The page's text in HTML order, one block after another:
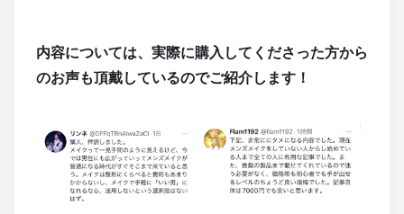
内容については、実際に購入してくださった方から
のお声も頂戴しているのでご紹介します！